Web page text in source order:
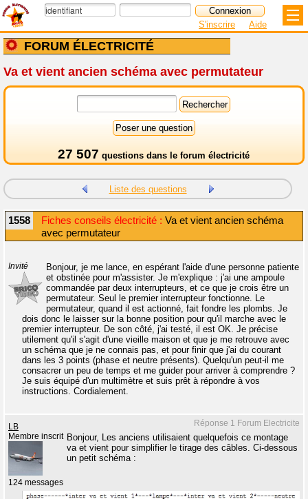
FORUM ÉLECTRICITÉ
S'inscrire Aide
Va et vient ancien schéma avec permutateur
27 507 questions dans le forum électricité
Liste des questions
1558 Fiches conseils électricité : Va et vient ancien schéma
avec permutateur
Invité
Bonjour, je me lance, en espérant l'aide d'une personne patiente
et obstinée pour m'assister. Je m'explique : j'ai une ampoule
commandée par deux interrupteurs, et ce que je crois être un
permutateur. Seul le premier interrupteur fonctionne. Le
permutateur, quand il est actionné, fait fondre les plombs. Je
dois donc le laisser sur la bonne position pour qu'il marche avec le
premier interrupteur. De son côté, j'ai testé, il est OK. Je précise
utilement qu'il s'agit d'une vieille maison et que je me retrouve avec
un schéma que je ne connais pas, et pour finir que j'ai du courant
dans les 3 points (phase et neutre présents). Quelqu'un peut-il me
consacrer un peu de temps et me guider pour arriver à comprendre ?
Je suis équipé d'un multimètre et suis prêt à répondre à vos
instructions. Cordialement.
Réponse 1 Forum Electricite
LB
Membre inscrit
124 messages
Bonjour, Les anciens utilisaient quelquefois ce montage
va et vient pour simplifier le tirage des câbles. Ci-dessous
un petit schéma :